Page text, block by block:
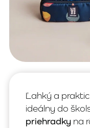
Ľahký a
ideálny do
priehradky na